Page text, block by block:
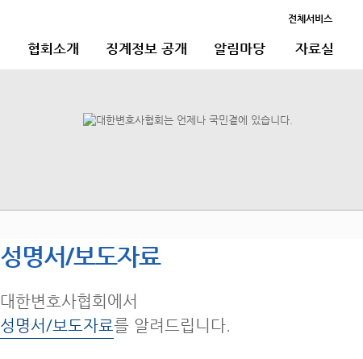
전체서비스
협회소개 징계정보 공개 알림마당 자료실
성명서/보도자료
대한변호사협회에서
성명서/보도자료를 알려드립니다.